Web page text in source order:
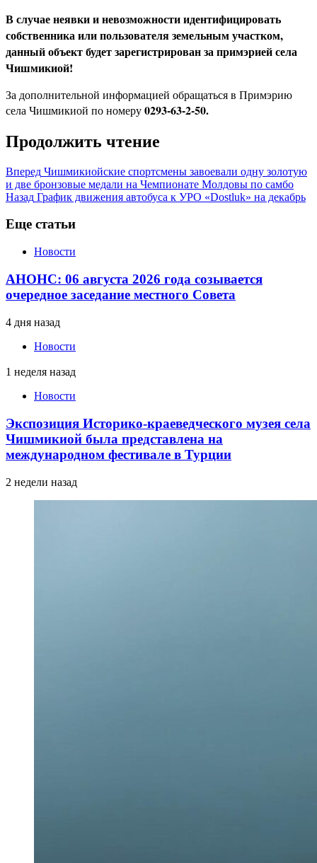
В случае неявки и невозможности идентифицировать
собственника или пользователя земельным участком,
данный объект будет зарегистрирован за примэрией села
Чишмикиой!
За дополнительной информацией обращаться в Примэрию
села Чишмикиой по номеру0293-63-2-50.
Продолжить чтение
Вперед Чишмикиойские спортсмены завоевали одну золотую
и две бронзовые медали на Чемпионате Молдовы по самбо
Назад График движения автобуса к УРО «Dostluk» на декабрь
Еще статьи
Новости
АНОНС: 06 августа 2026 года созывается
очередное заседание местного Совета
4 дня назад
Новости
1 неделя назад
Новости
Экспозиция Историко-краеведческого музея села
Чишмикиой была представлена на
международном фестивале в Турции
2 недели назад